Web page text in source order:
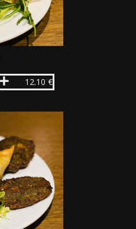
12.10 €